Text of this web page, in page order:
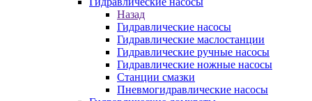
Назад
Гидравлические насосы
Гидравлические маслостанции
Гидравлические ручные насосы
Гидравлические ножные насосы
Станции смазки
Пневмогидравлические насосы